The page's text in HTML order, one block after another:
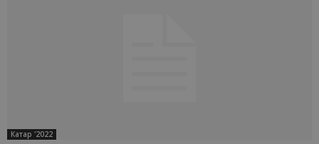
Катар '2022